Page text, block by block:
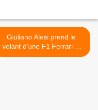
Giuliano Alesi prend le
volant d'une F1 Ferrari et
s'en va >